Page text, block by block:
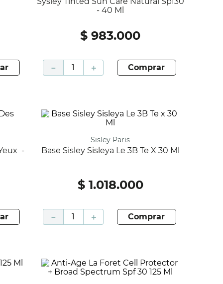
- 40 Ml
$ 983.000
＋
－ comprar
Sisley Paris
Base Sisley Sisleya Le 3B Te X 30 Ml
$ 1.018.000
＋
－ comprar